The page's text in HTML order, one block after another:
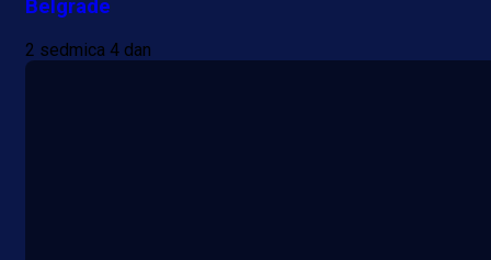
Belgrade
2 sedmica 4 dan